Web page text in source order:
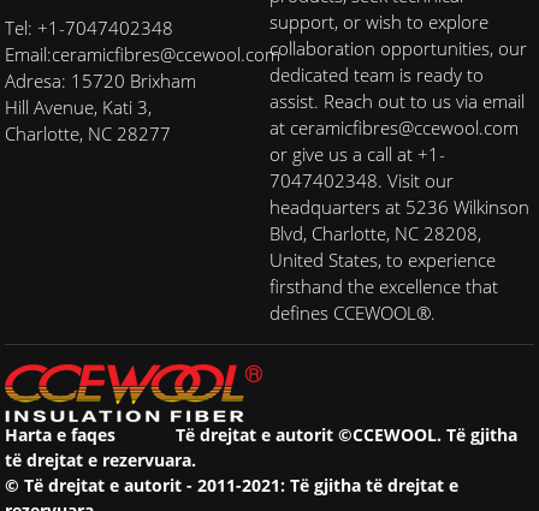
Tel: +1-7047402348
Email:ceramicfibres@ccewool.com
Adresa: 15720 Brixham
Hill Avenue, Kati 3,
Charlotte, NC 28277
support, or wish to explore
collaboration opportunities, our
dedicated team is ready to
assist. Reach out to us via email
at ceramicfibres@ccewool.com
or give us a call at +1-
7047402348. Visit our
headquarters at 5236 Wilkinson
Blvd, Charlotte, NC 28208,
United States, to experience
firsthand the excellence that
defines CCEWOOL®.
Harta e faqes
Të drejtat e autorit ©CCEWOOL. Të gjitha
të drejtat e rezervuara.
© Të drejtat e autorit - 2011-2021: Të gjitha të drejtat e